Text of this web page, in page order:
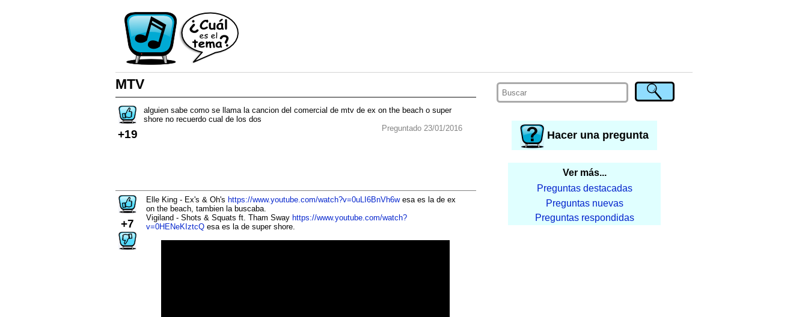
Hacer una pregunta
Ver más...
Preguntas destacadas
Preguntas nuevas
Preguntas respondidas
MTV
+19
alguien sabe como se llama la cancion del comercial de mtv de ex on the beach o super
shore no recuerdo cual de los dos
Preguntado 23/01/2016
+7
Elle King - Ex's & Oh's https://www.youtube.com/watch?v=0uLI6BnVh6wesa es la de ex
on the beach, tambien la buscaba.
Vigiland - Shots & Squats ft. Tham Sway https://www.youtube.com/watch?
v=0HENeKIztcQesa es la de super shore.